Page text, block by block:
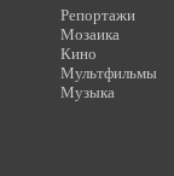
Репортажи
Мозаика
Кино
Мультфильмы
Музыка